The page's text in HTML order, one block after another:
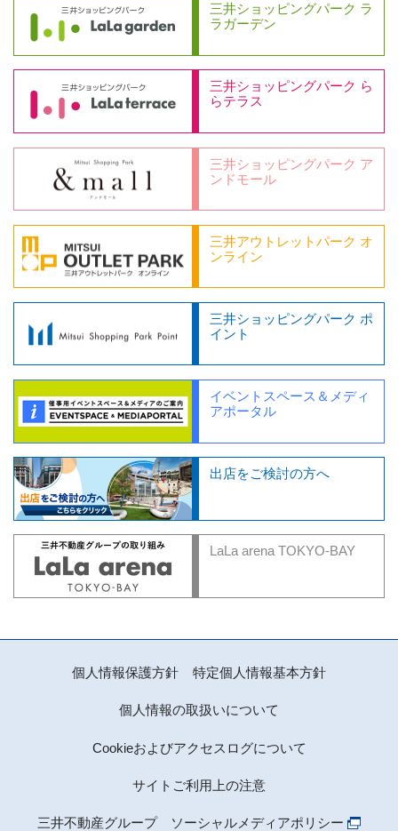
三井ショッピングパーク ラ
ラガーデン
三井ショッピングパーク ら
らテラス
三井ショッピングパーク ア
ンドモール
三井アウトレットパーク オ
ンライン
三井ショッピングパーク ポ
イント
イベントスペース＆メディ
アポータル
出店をご検討の方へ
LaLa arena TOKYO-BAY
個人情報保護方針 特定個人情報基本方針
個人情報の取扱いについて
Cookieおよびアクセスログについて
サイトご利用上の注意
三井不動産グループ ソーシャルメディアポリシー